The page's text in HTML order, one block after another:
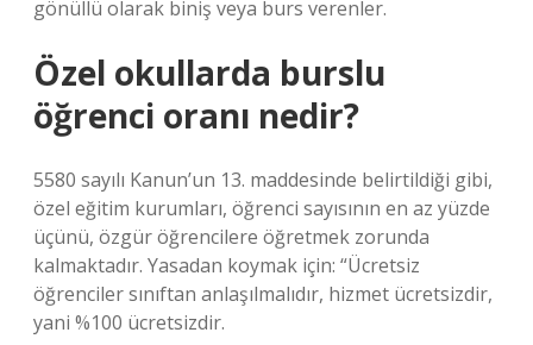
gönüllü olarak biniş veya burs verenler.
Özel okullarda burslu
öğrenci oranı nedir?
5580 sayılı Kanun’un 13. maddesinde belirtildiği gibi,
özel eğitim kurumları, öğrenci sayısının en az yüzde
üçünü, özgür öğrencilere öğretmek zorunda
kalmaktadır. Yasadan koymak için: “Ücretsiz
öğrenciler sınıftan anlaşılmalıdır, hizmet ücretsizdir,
yani %100 ücretsizdir.